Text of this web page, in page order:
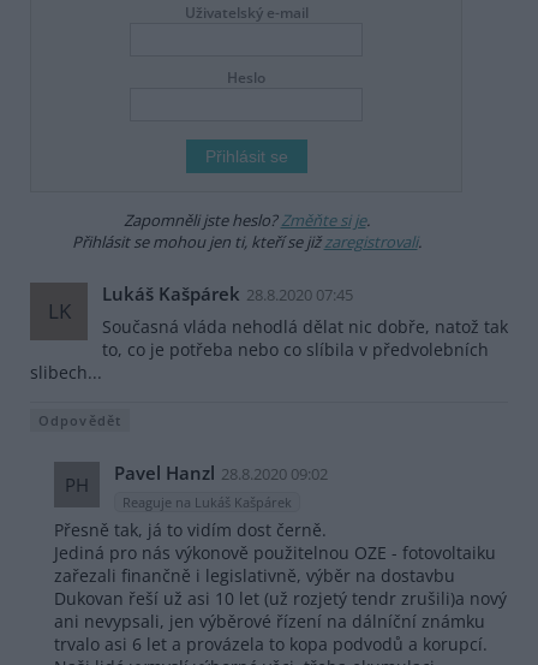
Uživatelský e-mail
Heslo
Zapomněli jste heslo?Změňte si je.
Přihlásit se mohou jen ti, kteří se jižzaregistrovali.
LK
Lukáš Kašpárek 28.8.2020 07:45
Současná vláda nehodlá dělat nic dobře, natož tak
to, co je potřeba nebo co slíbila v předvolebních
slibech...
Odpovědět
PH Pavel Hanzl 28.8.2020 09:02
Reaguje na Lukáš Kašpárek
Přesně tak, já to vidím dost černě.
Jediná pro nás výkonově použitelnou OZE - fotovoltaiku
zařezali finančně i legislativně, výběr na dostavbu
Dukovan řeší už asi 10 let (už rozjetý tendr zrušili)a nový
ani nevypsali, jen výběrové řízení na dálníční známku
trvalo asi 6 let a provázela to kopa podvodů a korupcí.